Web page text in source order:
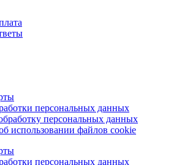
персональных данных
персональных данных
использовании файлов cookie
персональных данных